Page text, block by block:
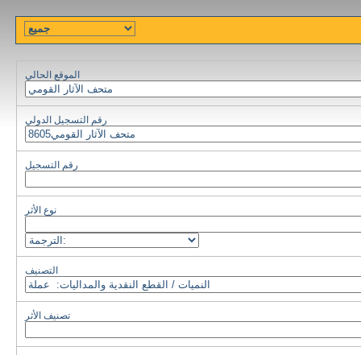
الموقع الحالي
رقم التسجيل الدولي
رقم التسجيل
نوع الأثر
التصنيف
تصنيف الأثر